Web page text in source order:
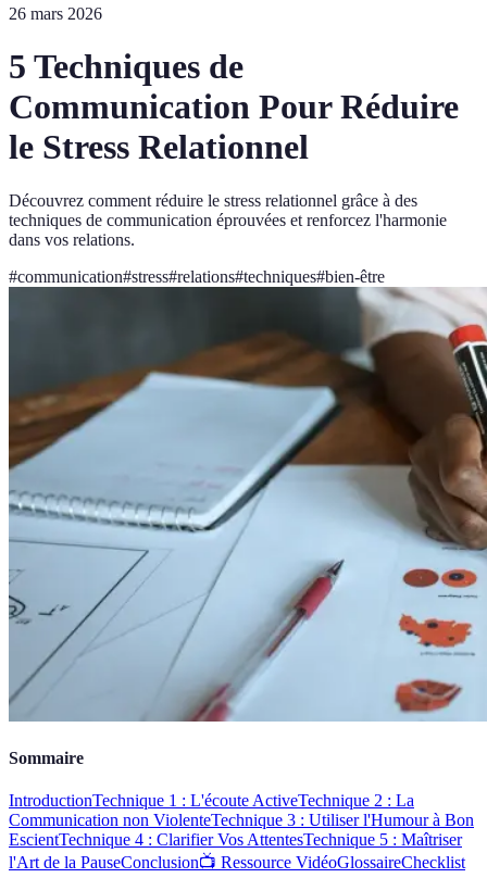
26 mars 2026
5 Techniques de
Communication Pour Réduire
le Stress Relationnel
Découvrez comment réduire le stress relationnel grâce à des
techniques de communication éprouvées et renforcez l'harmonie
dans vos relations.
#communication#stress#relations#techniques#bien-être
Sommaire
IntroductionTechnique 1 : L'écoute ActiveTechnique 2 : La
Communication non ViolenteTechnique 3 : Utiliser l'Humour à Bon
EscientTechnique 4 : Clarifier Vos AttentesTechnique 5 : Maîtriser
l'Art de la PauseConclusion📺 Ressource VidéoGlossaireChecklist